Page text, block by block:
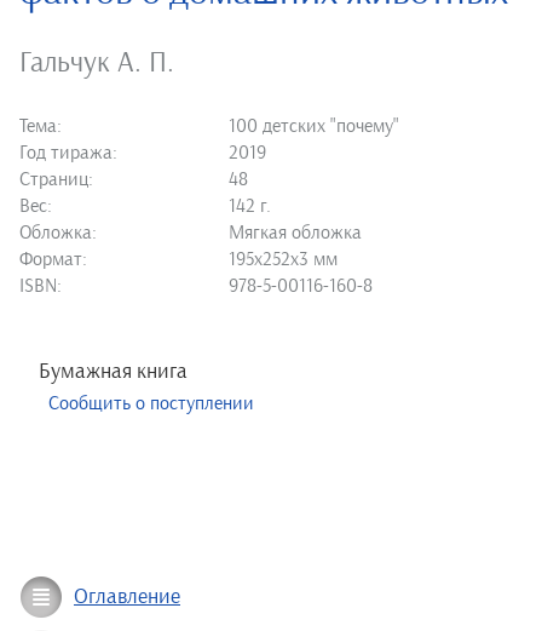
Гальчук А. П.
Тема:
100 детских "почему"
Год тиража:
2019
Страниц:
48
Вес:
142 г.
Обложка:
Мягкая обложка
Формат:
195х252х3 мм
ISBN:
978-5-00116-160-8
Бумажная книга
Сообщить о поступлении
Оглавление